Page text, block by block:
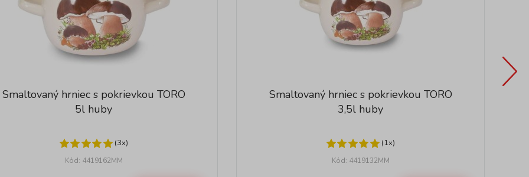
Smaltovaný hrniec s pokrievkou TORO
5l huby
(3x)
Kód: 4419162MM
Smaltovaný hrniec s pokrievkou TORO
3,5l huby
(1x)
Kód: 4419132MM